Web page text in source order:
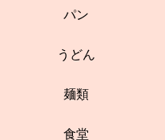
パン
うどん
麺類
食堂